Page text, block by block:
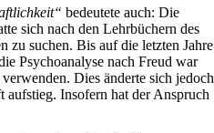
bedeutete auch: Die
sich nach den Lehrbüchern des
zu suchen. Bis auf die letzten Jahre
Psychoanalyse nach Freud war
Dies änderte sich jedoch
Insofern hat der Anspruch